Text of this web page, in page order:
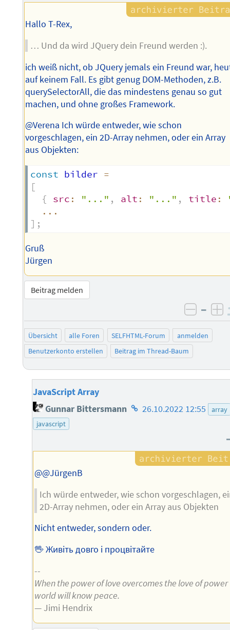
Hallo T-Rex,
… Und da wird JQuery dein Freund werden :).
ich weiß nicht, ob JQuery jemals ein Freund war,
auf keinem Fall. Es gibt genug DOM-Methoden, z.B.
querySelectorAll, die das mindestens genau so gut
machen, und ohne großes Framework.
@Verena Ich würde entweder, wie schon
vorgeschlagen, ein 2D-Array nehmen, oder ein Array
aus Objekten:
const bilder =
[
{
src : "..." , alt : "..." , title :
...
] ;
Gruß
Jürgen
Beitrag melden
–
Übersicht alle Foren SELFHTML-Forum
anmelden
Benutzerkonto erstellen
Beitrag im Thread-Baum
JavaScript Array
Gunnar Bittersmann Homepage
26.10.2022 12:55
array
javascript
@@JürgenB
Ich würde entweder, wie schon vorgeschlagen,
2D-Array nehmen, oder ein Array aus Objekten
Nicht entweder, sondern oder.
🖖 Живіть довго і процвітайте
--
When the power of love overcomes the love of
world will know peace.
— Jimi Hendrix